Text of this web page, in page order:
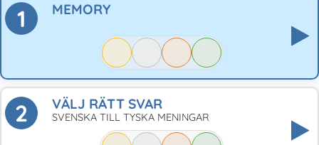
1 MEMORY
2 VÄLJ RÄTT SVAR
SVENSKA TILL TYSKA MENINGAR